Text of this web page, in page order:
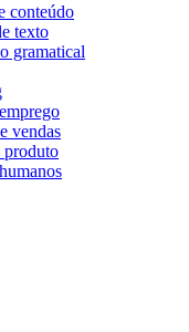
conteúdo
texto
gramatical
vendas
produto